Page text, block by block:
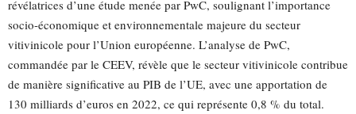
révélatrices d’une étude menée par PwC, soulignant l’importance
socio-économique et environnementale majeure du secteur
vitivinicole pour l’Union européenne. L’analyse de PwC,
commandée par le CEEV, révèle que le secteur vitivinicole contribue
de manière significative au PIB de l’UE, avec une apportation de
130 milliards d’euros en 2022, ce qui représente 0,8 % du total.